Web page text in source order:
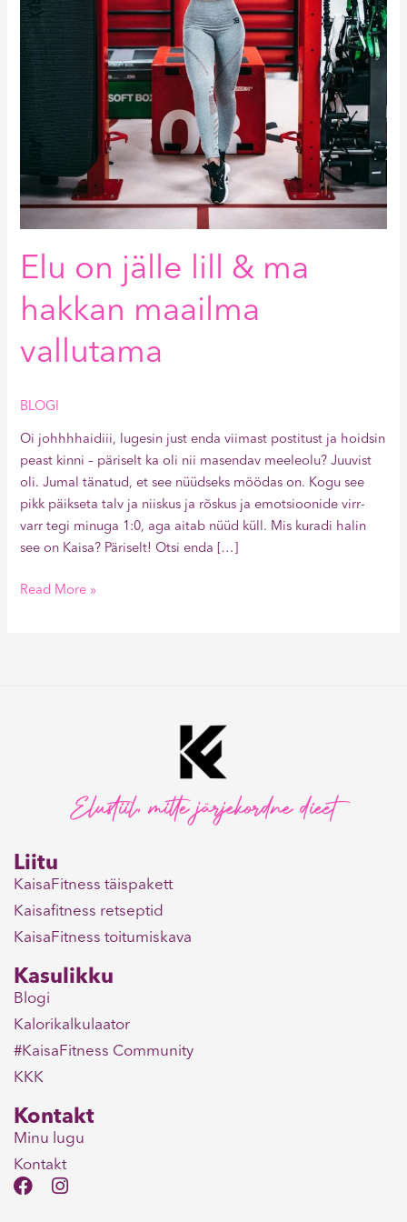
Elu on jälle lill & ma
hakkan maailma
vallutama
BLOGI
Oi johhhhaidiii, lugesin just enda viimast postitust ja hoidsin
peast kinni – päriselt ka oli nii masendav meeleolu? Juuvist
oli. Jumal tänatud, et see nüüdseks möödas on. Kogu see
pikk päikseta talv ja niiskus ja rõskus ja emotsioonide virr-
varr tegi minuga 1:0, aga aitab nüüd küll. Mis kuradi halin
see on Kaisa? Päriselt! Otsi enda […]
Read More »
Elustiil, mitte järjekordne dieet
Liitu
KaisaFitness täispakett
Kaisafitness retseptid
KaisaFitness toitumiskava
Kasulikku
Blogi
Kalorikalkulaator
#KaisaFitness Community
KKK
Kontakt
Minu lugu
Kontakt
F
I